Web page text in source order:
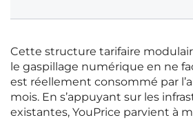
Cette structure tarifaire
le gaspillage numérique en ne
est réellement consommé par
mois. En s’appuyant sur les
existantes, YouPrice parvient à